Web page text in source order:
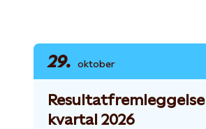
29. oktober
Resultatfremleggelse
kvartal 2026